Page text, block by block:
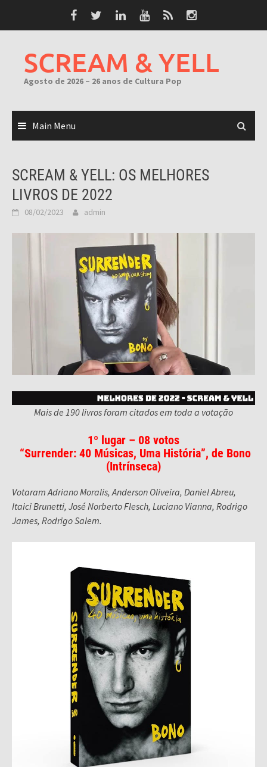
SCREAM & YELL
Agosto de 2026 – 26 anos de Cultura Pop
Main Menu
SCREAM & YELL: OS MELHORES
LIVROS DE 2022
08/02/2023 admin
Mais de 190 livros foram citados em toda a votação
1º lugar – 08 votos
“Surrender: 40 Músicas, Uma História”, de Bono
(Intrínseca)
Votaram Adriano Moralis, Anderson Oliveira, Daniel Abreu,
Itaici Brunetti, José Norberto Flesch, Luciano Vianna, Rodrigo
James, Rodrigo Salem.